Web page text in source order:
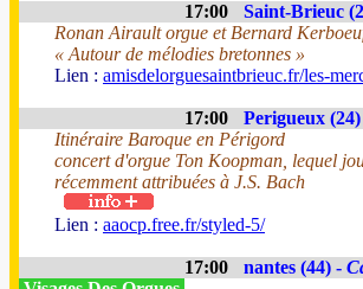
17:00 Saint-Brieuc
Ronan Airault orgue et Bernard
« Autour de mélodies bretonnes »
Lien : amisdelorguesaintbrieuc.fr/les-
17:00 Perigueux
Itinéraire Baroque en Périgord
concert d'orgue Ton Koopman, lequel
récemment attribuées à J.S. Bach
Lien : aaocp.free.fr/styled-5/
17:00 nantes (44) -